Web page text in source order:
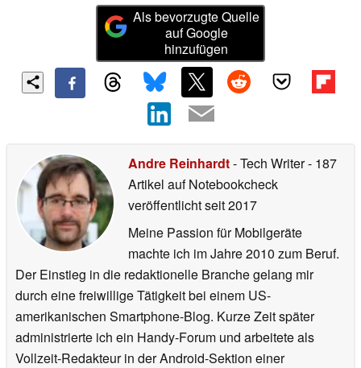
Als bevorzugte Quelle
auf Google
hinzufügen
Andre Reinhardt- Tech Writer- 187
Artikel auf Notebookcheck
veröffentlichtseit 2017
Meine Passion für Mobilgeräte
machte ich im Jahre 2010 zum Beruf.
Der Einstieg in die redaktionelle Branche gelang mir
durch eine freiwillige Tätigkeit bei einem US-
amerikanischen Smartphone-Blog. Kurze Zeit später
administrierte ich ein Handy-Forum und arbeitete als
Vollzeit-Redakteur in der Android-Sektion einer